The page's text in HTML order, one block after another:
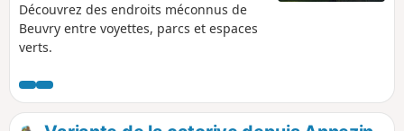
Découvrez des endroits méconnus de
Beuvry entre voyettes, parcs et espaces
verts.